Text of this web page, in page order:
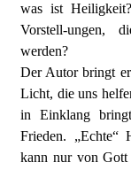
was ist
Vorstell-ungen,
werden?
Der Autor bringt
Licht, die uns
in Einklang
Frieden. „Echte“
kann nur von Gott